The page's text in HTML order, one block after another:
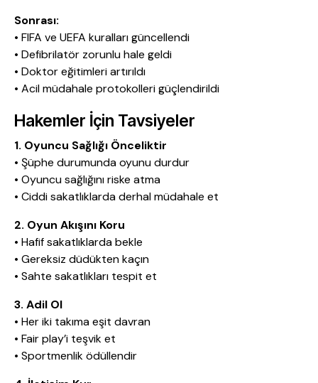
Sonrası:
• FIFA ve UEFA kuralları güncellendi
• Defibrilatör zorunlu hale geldi
• Doktor eğitimleri artırıldı
• Acil müdahale protokolleri güçlendirildi
Hakemler İçin Tavsiyeler
1. Oyuncu Sağlığı Önceliktir
• Şüphe durumunda oyunu durdur
• Oyuncu sağlığını riske atma
• Ciddi sakatlıklarda derhal müdahale et
2. Oyun Akışını Koru
• Hafif sakatlıklarda bekle
• Gereksiz düdükten kaçın
• Sahte sakatlıkları tespit et
3. Adil Ol
• Her iki takıma eşit davran
• Fair play’i teşvik et
• Sportmenlik ödüllendir